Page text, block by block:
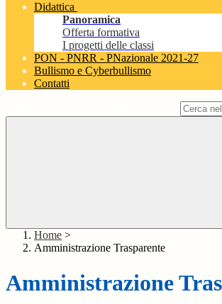
Didattica
Panoramica
Offerta formativa
I progetti delle classi
PON - PNRR - PNazionale 2021-27
Bullismo e Cyberbullismo
Contatti
Home >
Amministrazione Trasparente
Amministrazione